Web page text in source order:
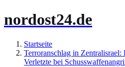
nordost24.de
Startseite
Terroranschlag in Zentralisrael:
Verletzte bei